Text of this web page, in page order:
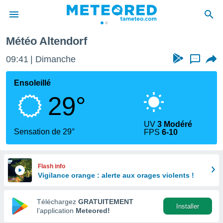
de
Météo Altendorf
09:41 Dimanche ...
Ensoleillé
29°
Sensation de 29°
UV3 Modéré
FPS6-10
Flash info
Vigilance orange : alerte aux orages violents !
Téléchargez GRATUITEMENT
l’application Meteored!
Installer